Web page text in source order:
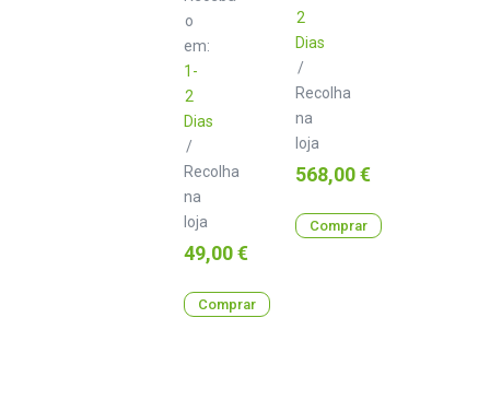
Class
B
3.0
o
em:
1-
2
Dias
/
Recolha
na
loja
Preço
49,00 €
Comprar
2
Dias
/
Recolha
na
loja
Preço
568,00 €
Comprar